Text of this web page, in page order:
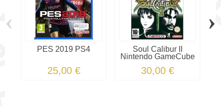
PES 2019 PS4
25,00 €
Soul Calibur II
Nintendo GameCube
30,00 €
‹ ›